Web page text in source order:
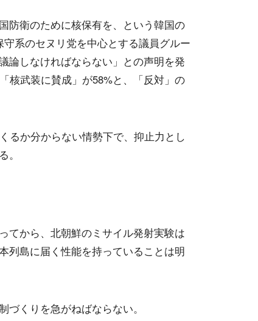
防衛のために核保有を、という韓国の
系のセヌリ党を中心とする議員グルー
論しなければならない」との声明を発
核武装に賛成」が58%と、「反対」の
るか分からない情勢下で、抑止力とし
。
てから、北朝鮮のミサイル発射実験は
列島に届く性能を持っていることは明
くりを急がねばならない。